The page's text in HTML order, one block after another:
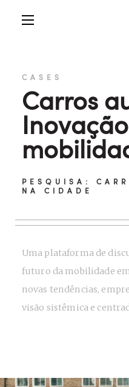
CASES
Carros
PESQUISA:
NA CIDADE
Uma plataforma de
futuro da mobilidade
novas tendências,
visão sistêmica e